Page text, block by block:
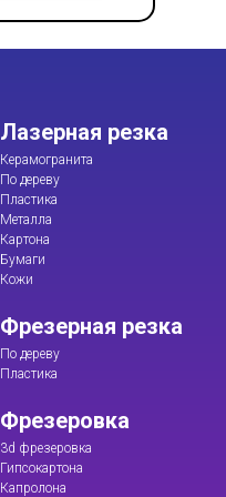
Лазерная резка
Керамогранита
По дереву
Пластика
Металла
Картона
Бумаги
Кожи
Фрезерная резка
По дереву
Пластика
Фрезеровка
3d фрезеровка
Гипсокартона
Капролона